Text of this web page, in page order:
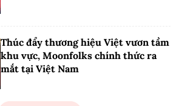
Thúc đẩy thương hiệu Việt vươn tầm
khu vực, Moonfolks chính thức ra
mắt tại Việt Nam